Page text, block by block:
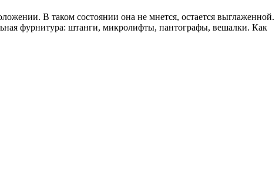
В таком состоянии она не мнется, остается выглаженной.
фурнитура: штанги, микролифты, пантографы, вешалки. Как